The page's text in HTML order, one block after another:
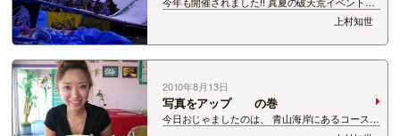
JIB BEACH スノーボーダーの賞金大会で、 まさ
かまさかの海に雪!!というすごいシチュエーショ
ン☆ Mt.Naeba苗場スキー場で、 このイベントの
ために作られた雪!…
上村知世
2010年8月13日
写真をアップ の巻
今日おじゃましたのは、 青山海岸にあるコースト
Cafe ポセイドン めちゃくちゃ料理うまいです!!